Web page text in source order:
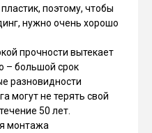
поэтому, чтобы
нужно очень хорошо
прочности вытекает
– большой срок
разновидности
могут не терять свой
50 лет.
монтажа